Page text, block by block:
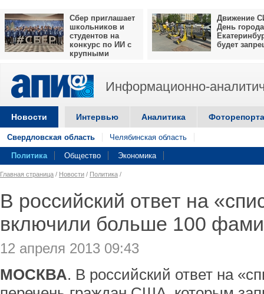
Сбер приглашает
школьников и
студентов на
конкурс по ИИ с
крупными
Движение
День города
будет
Информационно-
Новости Интервью Аналитика
Свердловская область Челябинская область
Политика Общество Экономика
Главная страница / Новости / Политика /
В российский ответ на
включили больше 100
12 апреля 2013 09:43
МОСКВА. В российский ответ на